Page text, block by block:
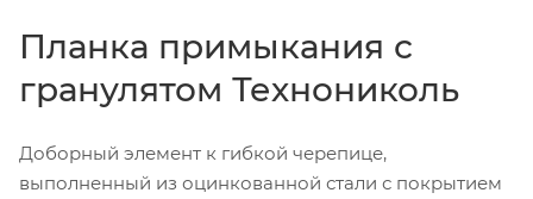
Планка примыкания с
гранулятом Технониколь
Доборный элемент к гибкой черепице,
выполненный из оцинкованной стали с покрытием